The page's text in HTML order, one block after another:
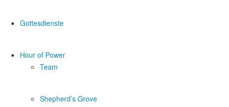
Gottesdienste
Hour of Power
Team
Shepherd’s Grove